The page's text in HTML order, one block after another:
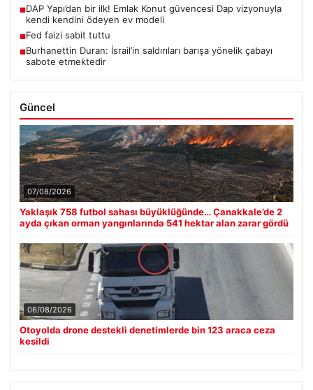
■DAP Yapı’dan bir ilk! Emlak Konut güvencesi Dap vizyonuyla
kendi kendini ödeyen ev modeli
■Fed faizi sabit tuttu
■Burhanettin Duran: İsrail’in saldırıları barışa yönelik çabayı
sabote etmektedir
Güncel
07/08/2026
Yaklaşık 758 futbol sahası büyüklüğünde… Çanakkale’de 2
ayda çıkan orman yangınlarında 541 hektar alan zarar gördü
06/08/2026
Otoyolda drone destekli denetimlerde bin 123 araca ceza
kesildi